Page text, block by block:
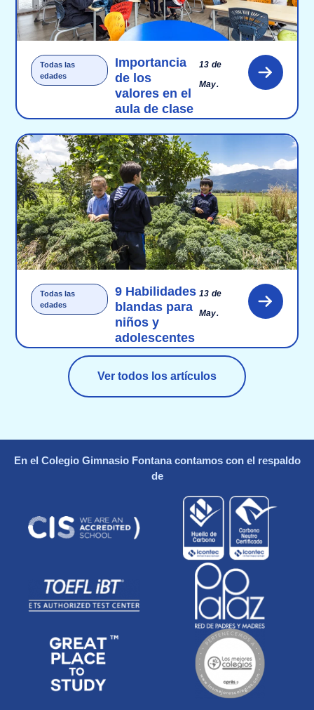
Todas las
edades
Importancia
de los
valores en el
aula de clase
13 de
May.
Todas las
edades
9 Habilidades
blandas para
niños y
adolescentes
13 de
May.
Ver todos los artículos
En el Colegio Gimnasio Fontana contamos con el respaldo
de